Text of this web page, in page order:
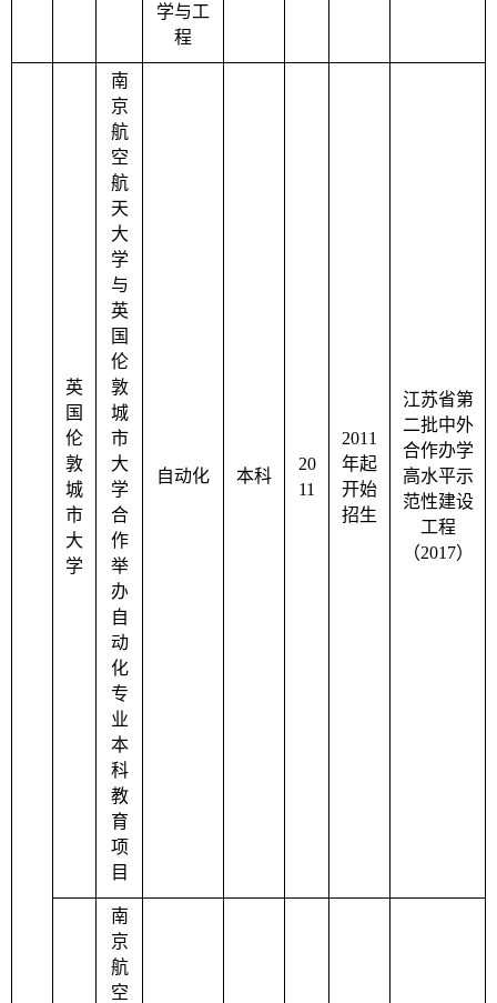
学与工
程
英
国
伦
敦
城
市
大
学
南
京
航
空
航
天
大
学
与
英
国
伦
敦
城
市
大
学
合
作
举
办
自
动
化
专
业
本
科
教
育
项
目
自动化 本科
20
11
2011
年起
开始
招生
江苏省第
二批中外
合作办学
高水平示
范性建设
工程
（2017）
南
京
航
空